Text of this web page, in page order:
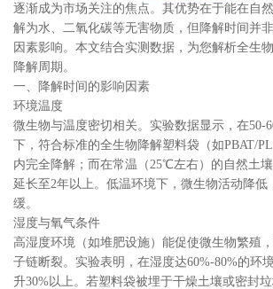
逐渐成为市场关注的焦点。其优势在于能在自
解为水、二氧化碳等无害物质，但降解时间并
因素影响。本文结合实测数据，为您解析全生
降解周期。
一、降解时间的影响因素
环境温度
微生物与温度密切相关。实验数据显示，在50-
下，符合标准的全生物降解塑料袋（如PBAT/
内完全降解；而在常温（25℃左右）的自然土
延长至2年以上。低温环境下，微生物活动降低
缓。
湿度与氧气条件
高湿度环境（如堆肥设施）能促使微生物繁殖
子链断裂。实验表明，在湿度达60%-80%的环
升30%以上。若塑料袋被埋于干燥土壤或密封